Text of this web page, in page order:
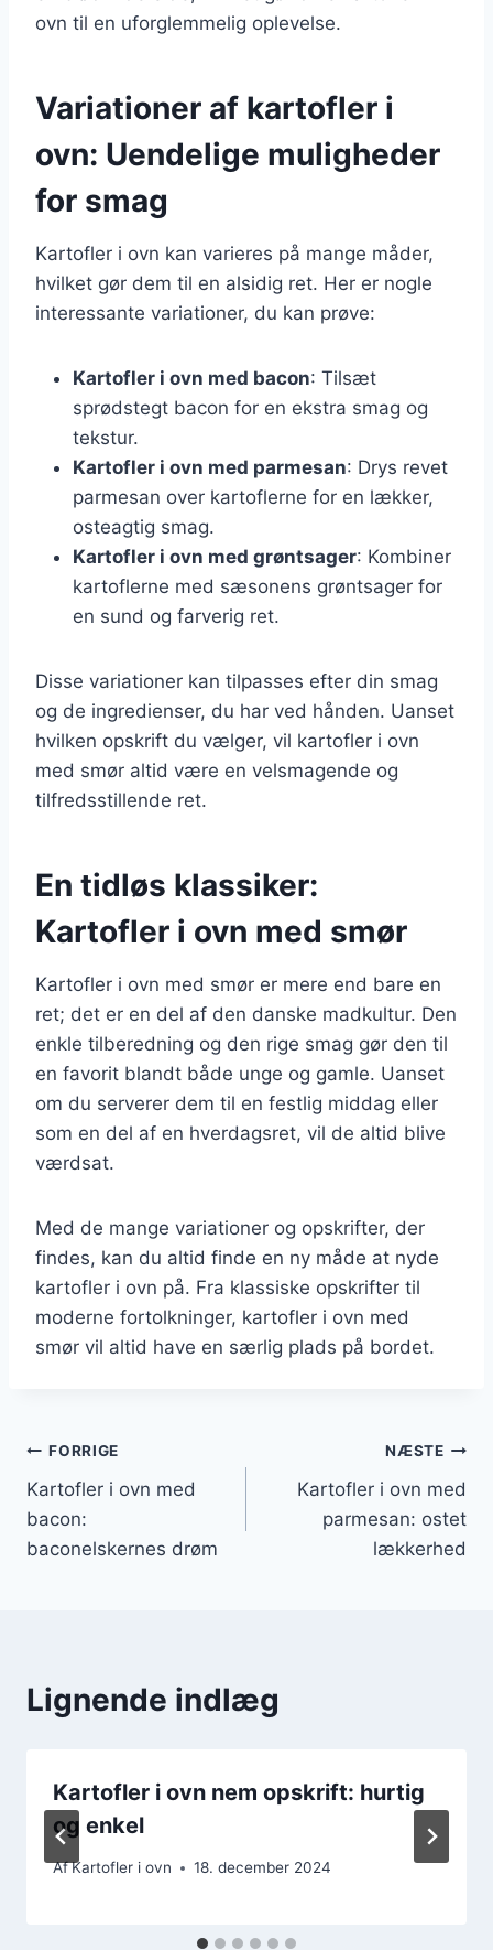
ovn til en uforglemmelig oplevelse.
Variationer af kartofler i
ovn: Uendelige muligheder
for smag
Kartofler i ovn kan varieres på mange måder,
hvilket gør dem til en alsidig ret. Her er nogle
interessante variationer, du kan prøve:
Kartofler i ovn med bacon: Tilsæt
sprødstegt bacon for en ekstra smag og
tekstur.
Kartofler i ovn med parmesan: Drys revet
parmesan over kartoflerne for en lækker,
osteagtig smag.
Kartofler i ovn med grøntsager: Kombiner
kartoflerne med sæsonens grøntsager for
en sund og farverig ret.
Disse variationer kan tilpasses efter din smag
og de ingredienser, du har ved hånden. Uanset
hvilken opskrift du vælger, vil kartofler i ovn
med smør altid være en velsmagende og
tilfredsstillende ret.
En tidløs klassiker:
Kartofler i ovn med smør
Kartofler i ovn med smør er mere end bare en
ret; det er en del af den danske madkultur. Den
enkle tilberedning og den rige smag gør den til
en favorit blandt både unge og gamle. Uanset
om du serverer dem til en festlig middag eller
som en del af en hverdagsret, vil de altid blive
værdsat.
Med de mange variationer og opskrifter, der
findes, kan du altid finde en ny måde at nyde
kartofler i ovn på. Fra klassiske opskrifter til
moderne fortolkninger, kartofler i ovn med
smør vil altid have en særlig plads på bordet.
Indlægsnavigation
FORRIGE
Kartofler i ovn med
bacon:
baconelskernes drøm
NÆSTE
Kartofler i ovn med
parmesan: ostet
lækkerhed
Lignende indlæg
Kartofler i ovn nem opskrift: hurtig
og enkel
AfKartofler i ovn 18. december 2024